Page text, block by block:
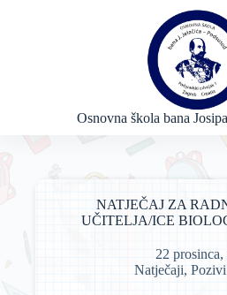
Osnovna škola bana
NATJEČAJ ZA
UČITELJA/ICE
22 prosinca,
Natječaji,